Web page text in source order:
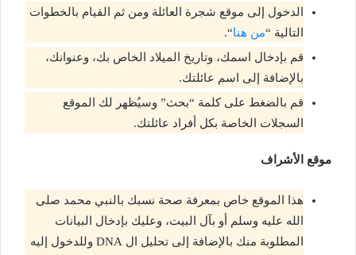
الدخول إلى موقع شجرة العائلة ومن ثم القيام بالخطوات
التالية “من هنا“.
قم بإدخال اسمك، وتاريخ الميلاد الخاص بك، وعنوانك،
بالإضافة إلى اسم عائلتك.
قم بالضغط على كلمة “بحث” وسيُظهر لك الموقع
السجلات الخاصة بكل أفراد عائلتك.
موقع الأشراف
هذا الموقع خاص بمعرفة صحة نسبك بالنبي محمد صلى
الله عليه وسلم أو بآل البيت، وعليك بإدخال البيانات
المطلوبة منك بالإضافة إلى تحليل ال DNA وللدخول إليه